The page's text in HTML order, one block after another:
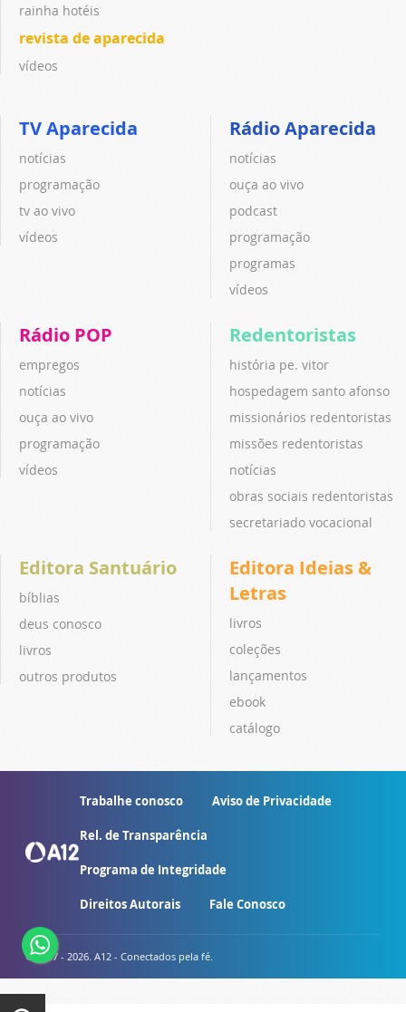
rainha hotéis
revista de aparecida
vídeos
TV Aparecida
notícias
programação
tv ao vivo
vídeos
Rádio Aparecida
notícias
ouça ao vivo
podcast
programação
programas
vídeos
Rádio POP
empregos
notícias
ouça ao vivo
programação
vídeos
Redentoristas
história pe. vitor
hospedagem santo afonso
missionários redentoristas
missões redentoristas
notícias
obras sociais redentoristas
secretariado vocacional
Editora Santuário
bíblias
deus conosco
livros
outros produtos
Editora Ideias &
Letras
livros
coleções
lançamentos
ebook
catálogo
Trabalhe conosco Aviso de Privacidade
Rel. de Transparência
Programa de Integridade
Direitos Autorais Fale Conosco
© 2007 - 2026. A12 - Conectados pela fé.